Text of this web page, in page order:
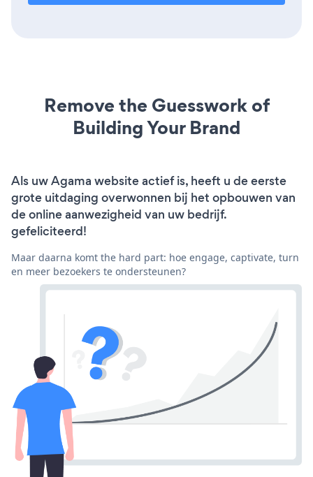
Remove the Guesswork of
Building Your Brand
Als uw Agama website actief is, heeft u de eerste
grote uitdaging overwonnen bij het opbouwen van
de online aanwezigheid van uw bedrijf.
gefeliciteerd!
Maar daarna komt the hard part: hoe engage, captivate, turn
en meer bezoekers te ondersteunen?